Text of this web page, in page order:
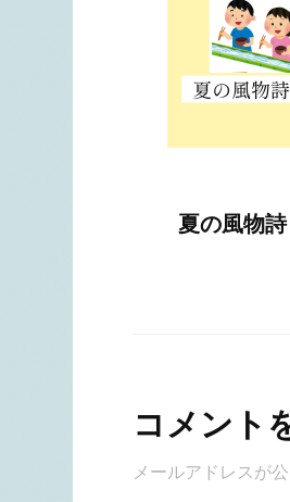
夏の風物詩
コメント
メールアドレスが